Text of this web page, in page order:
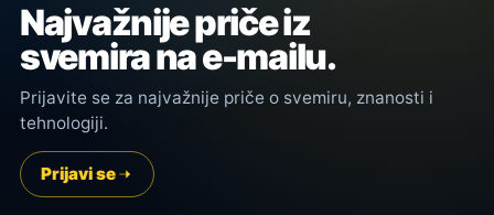
Najvažnije priče iz
svemira na e-mailu.
Prijavite se za najvažnije priče o svemiru, znanosti i
tehnologiji.
Prijavi se